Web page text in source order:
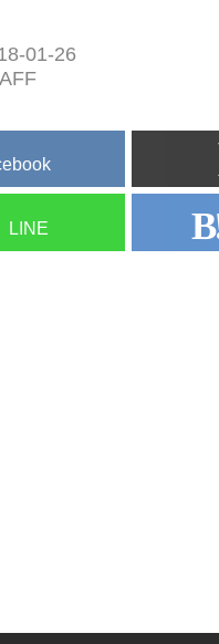
01-26
LINE